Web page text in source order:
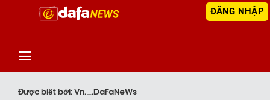
ĐĂNG NHẬP
Được biết bởi: Vn._.DaFaNeWs